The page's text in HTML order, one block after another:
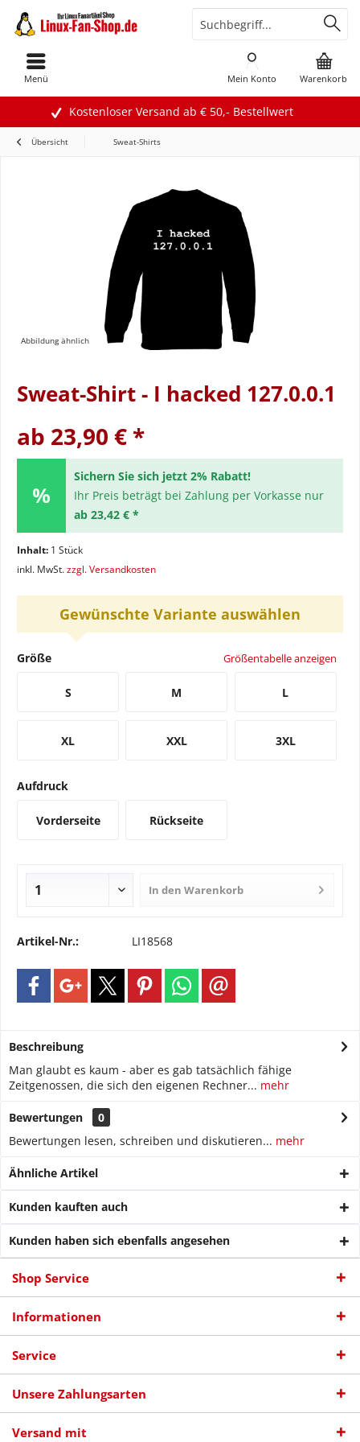
Kostenloser Versand ab € 50,- Bestellwert
Warenkorb
Mein Konto
Menü
Übersicht Sweat-Shirts
Abbildung ähnlich
Sweat-Shirt - I hacked 127.0.0.1
ab 23,90 € *
Sichern Sie sich jetzt 2% Rabatt!
Ihr Preis beträgt bei Zahlung per Vorkasse nur
ab 23,42 € *
Inhalt: 1 Stück
inkl. MwSt.zzgl. Versandkosten
Gewünschte Variante auswählen
Größe Größentabelle anzeigen
S M L
XL XXL 3XL
Aufdruck
Vorderseite Rückseite
In den Warenkorb
Artikel-Nr.: LI18568
Beschreibung
Man glaubt es kaum - aber es gab tatsächlich fähige
Zeitgenossen, die sich den eigenen Rechner... mehr
Bewertungen
0
Bewertungen lesen, schreiben und diskutieren... mehr
Ähnliche Artikel
Kunden kauften auch
Kunden haben sich ebenfalls angesehen
Shop Service
Informationen
Service
Unsere Zahlungsarten
Versand mit